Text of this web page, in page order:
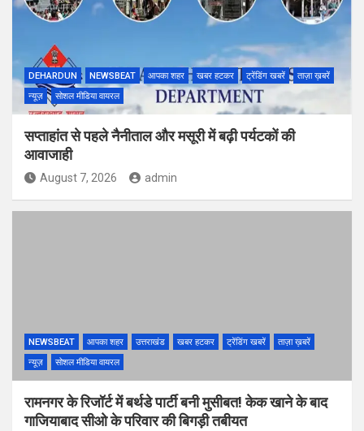
DEHARDUN NEWSBEAT आपका शहर खबर हटकर ट्रेंडिंग खबरें
ताज़ा ख़बरें
न्यूज़
सोशल मीडिया वायरल
सप्ताहांत से पहले नैनीताल और मसूरी में बढ़ी पर्यटकों की
आवाजाही
August 7, 2026 admin
NEWSBEAT आपका शहर उत्तराखंड खबर हटकर ट्रेंडिंग खबरें
ताज़ा ख़बरें
न्यूज़
सोशल मीडिया वायरल
रामनगर के रिजॉर्ट में बर्थडे पार्टी बनी मुसीबत! केक खाने के बाद
गाजियाबाद सीओ के परिवार की बिगड़ी तबीयत